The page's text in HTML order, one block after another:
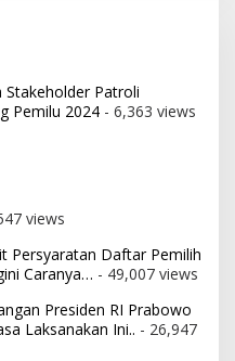
Stakeholder Patroli
Pemilu 2024 - 6,363 views
views
Persyaratan Daftar Pemilih
Caranya… - 49,007 views
Presiden RI Prabowo
Laksanakan Ini.. - 26,947